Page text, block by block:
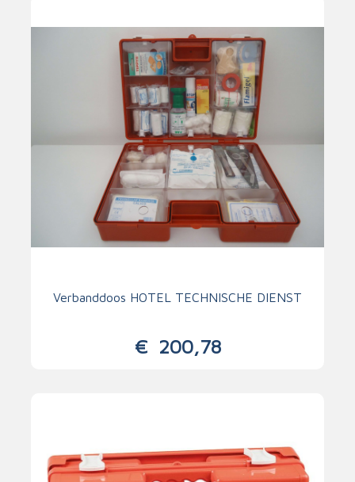
Verbanddoos HOTEL TECHNISCHE DIENST
€200,78